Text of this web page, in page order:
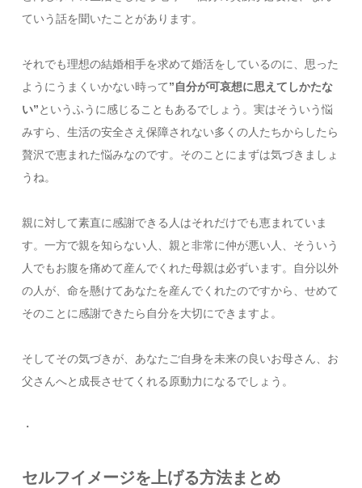
ていう話を聞いたことがあります。
それでも理想の結婚相手を求めて婚活をしているのに、思った
ようにうまくいかない時って”自分が可哀想に思えてしかたな
い”というふうに感じることもあるでしょう。実はそういう悩
みすら、生活の安全さえ保障されない多くの人たちからしたら
贅沢で恵まれた悩みなのです。そのことにまずは気づきましょ
うね。
親に対して素直に感謝できる人はそれだけでも恵まれていま
す。一方で親を知らない人、親と非常に仲が悪い人、そういう
人でもお腹を痛めて産んでくれた母親は必ずいます。自分以外
の人が、命を懸けてあなたを産んでくれたのですから、せめて
そのことに感謝できたら自分を大切にできますよ。
そしてその気づきが、あなたご自身を未来の良いお母さん、お
父さんへと成長させてくれる原動力になるでしょう。
・
セルフイメージを上げる方法まとめ